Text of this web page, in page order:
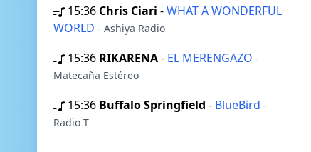
15:36 Chris Ciari -WHAT A WONDERFUL
WORLD - Ashiya Radio
15:36 RIKARENA- EL MERENGAZO -
Matecaña Estéreo
15:36 Buffalo Springfield - BlueBird -
Radio T